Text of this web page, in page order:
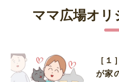
ママ広場オ
［
が家